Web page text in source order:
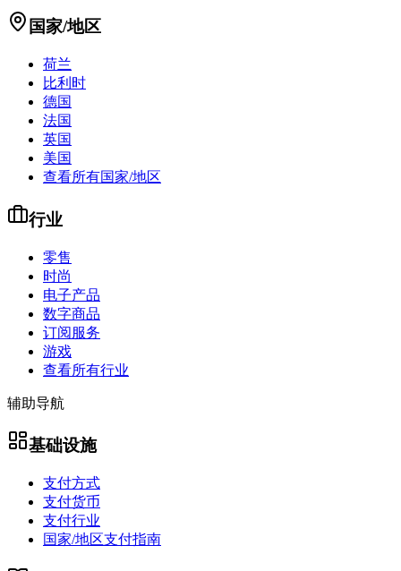
国家/地区
荷兰
比利时
德国
法国
英国
美国
查看所有国家/地区
行业
零售
时尚
电子产品
数字商品
订阅服务
游戏
查看所有行业
辅助导航
基础设施
支付方式
支付货币
支付行业
国家/地区支付指南